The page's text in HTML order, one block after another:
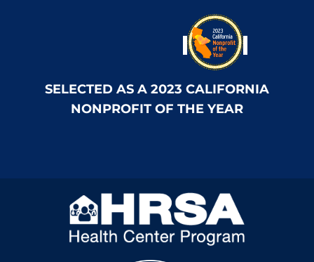
SELECTED AS A 2023 CALIFORNIA
NONPROFIT OF THE YEAR